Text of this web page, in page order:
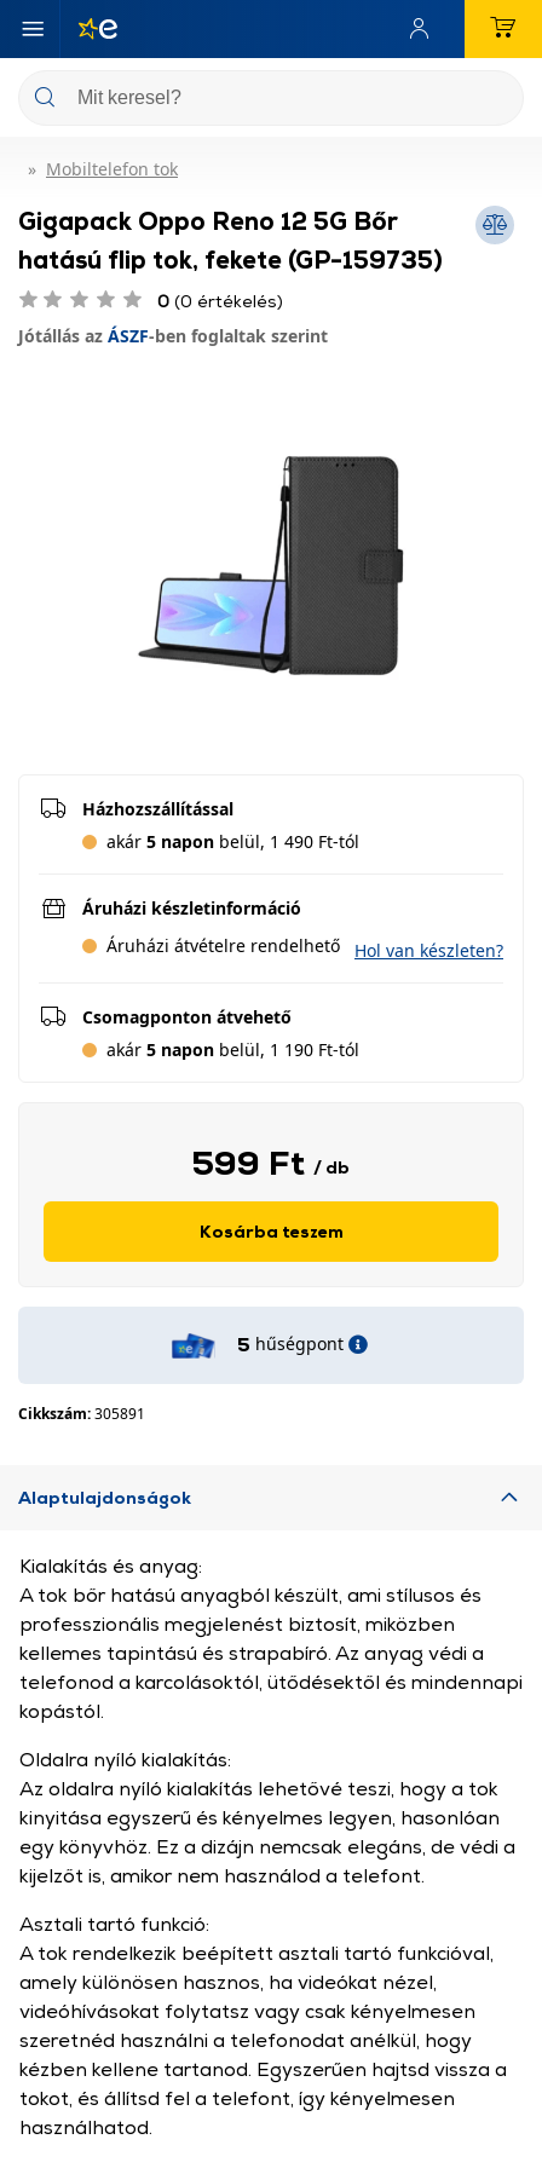
Mobiltelefon tok
Gigapack Oppo Reno 12 5G Bőr
hatású flip tok, fekete (GP-159735)
0 (0 értékelés)
Jótállás az ÁSZF-ben foglaltak szerint
Házhozszállítással
akár 5 napon belül, 1 490 Ft-tól
Áruházi készletinformáció
Áruházi átvételre rendelhető
Hol van készleten?
Csomagponton átvehető
akár 5 napon belül, 1 190 Ft-tól
599 Ft / db
Kosárba teszem
5 hűségpont
Cikkszám:305891
Alaptulajdonságok
Kialakítás és anyag:
A tok bőr hatású anyagból készült, ami stílusos és
professzionális megjelenést biztosít, miközben
kellemes tapintású és strapabíró. Az anyag védi a
telefonod a karcolásoktól, ütődésektől és mindennapi
kopástól.
Oldalra nyíló kialakítás:
Az oldalra nyíló kialakítás lehetővé teszi, hogy a tok
kinyitása egyszerű és kényelmes legyen, hasonlóan
egy könyvhöz. Ez a dizájn nemcsak elegáns, de védi a
kijelzőt is, amikor nem használod a telefont.
Asztali tartó funkció:
A tok rendelkezik beépített asztali tartó funkcióval,
amely különösen hasznos, ha videókat nézel,
videóhívásokat folytatsz vagy csak kényelmesen
szeretnéd használni a telefonodat anélkül, hogy
kézben kellene tartanod. Egyszerűen hajtsd vissza a
tokot, és állítsd fel a telefont, így kényelmesen
használhatod.